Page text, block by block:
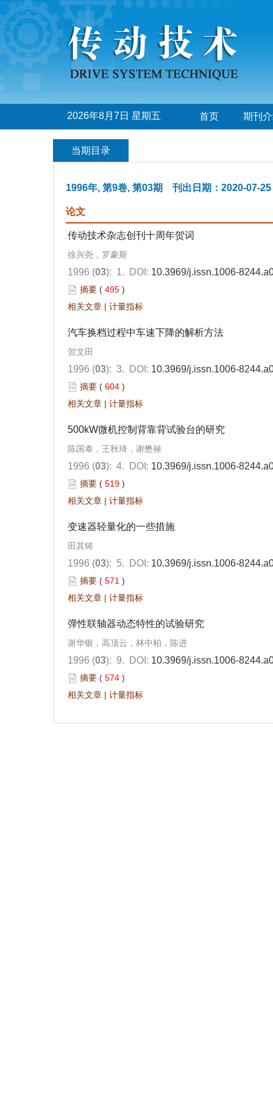
2026年8月7日 星期五 首页 期刊
当期目录
1996年, 第9卷, 第03期 刊出日期：2020-07-25
论文
传动技术杂志创刊十周年贺词
徐兴尧，罗豪斯
1996 (03): 1. DOI: 10.3969/j.issn.1006-
摘要 ( 495 )
相关文章 | 计量指标
汽车换档过程中车速下降的解析方法
贺文田
1996 (03): 3. DOI: 10.3969/j.issn.1006-
摘要 ( 604 )
相关文章 | 计量指标
500kW微机控制背靠背试验台的研究
陈国泰，王秋琦，谢懋禄
1996 (03): 4. DOI: 10.3969/j.issn.1006-
摘要 ( 519 )
相关文章 | 计量指标
变速器轻量化的一些措施
田其铸
1996 (03): 5. DOI: 10.3969/j.issn.1006-
摘要 ( 571 )
相关文章 | 计量指标
弹性联轴器动态特性的试验研究
谢华银，高顶云，林中柏，陈进
1996 (03): 9. DOI: 10.3969/j.issn.1006-
摘要 ( 574 )
相关文章 | 计量指标